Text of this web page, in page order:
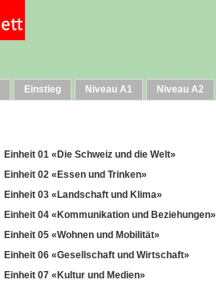
Einstieg Niveau A1 Niveau A2
Einheit 01 «Die Schweiz und die Welt»
Einheit 02 «Essen und Trinken»
Einheit 03 «Landschaft und Klima»
Einheit 04 «Kommunikation und Beziehungen»
Einheit 05 «Wohnen und Mobilität»
Einheit 06 «Gesellschaft und Wirtschaft»
Einheit 07 «Kultur und Medien»